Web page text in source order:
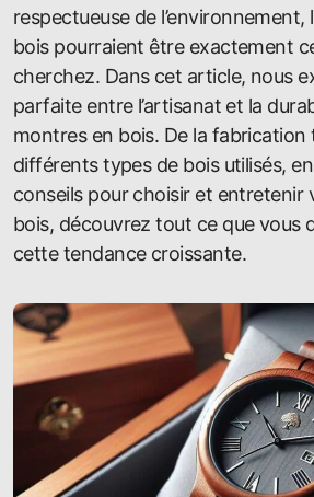
respectueuse de l’environnement,
bois pourraient être exactement
cherchez. Dans cet article, nous
parfaite entre l’artisanat et la
montres en bois. De la fabrication
différents types de bois utilisés,
conseils pour choisir et entretenir
bois, découvrez tout ce que vous
cette tendance croissante.